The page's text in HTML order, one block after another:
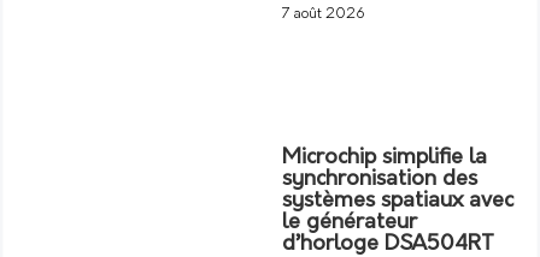
7 août 2026
Microchip simplifie la
synchronisation des
systèmes spatiaux avec
le générateur
d’horloge DSA504RT